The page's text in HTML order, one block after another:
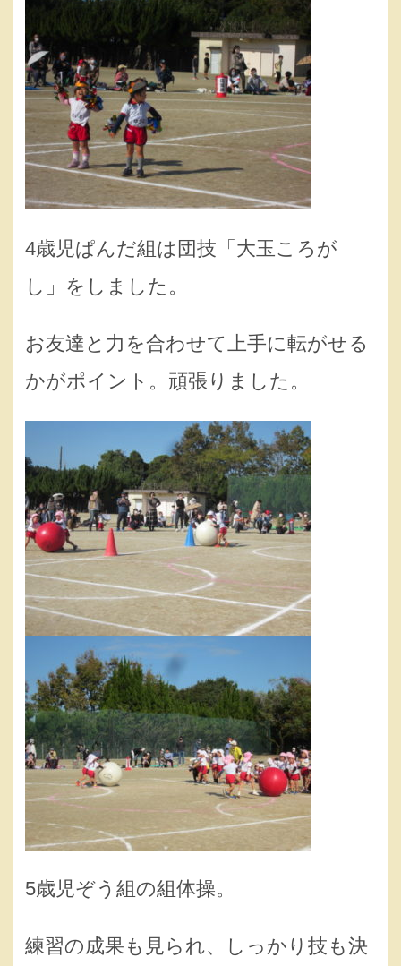
4歳児ぱんだ組は団技「大玉ころが
し」をしました。
お友達と力を合わせて上手に転がせる
かがポイント。頑張りました。
5歳児ぞう組の組体操。
練習の成果も見られ、しっかり技も決